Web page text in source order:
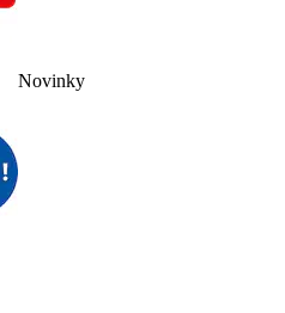
Novinky